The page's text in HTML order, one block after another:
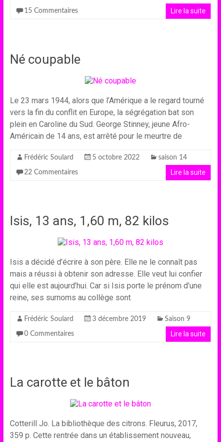
15 Commentaires Lire la suite
Né coupable
Le 23 mars 1944, alors que l’Amérique a le regard tourné
vers la fin du conflit en Europe, la ségrégation bat son
plein en Caroline du Sud. George Stinney, jeune Afro-
Américain de 14 ans, est arrêté pour le meurtre de
Frédéric Soulard 5 octobre 2022 saison 14
22 Commentaires Lire la suite
Isis, 13 ans, 1,60 m, 82 kilos
Isis a décidé d’écrire à son père. Elle ne le connaît pas
mais a réussi à obtenir son adresse. Elle veut lui confier
qui elle est aujourd’hui. Car si Isis porte le prénom d’une
reine, ses surnoms au collège sont
Frédéric Soulard 3 décembre 2019 Saison 9
0 Commentaires Lire la suite
La carotte et le bâton
Cotterill Jo. La bibliothèque des citrons. Fleurus, 2017,
359 p. Cette rentrée dans un établissement nouveau,